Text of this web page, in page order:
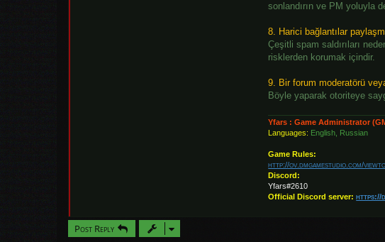
sonlandırın ve PM yoluyla
8. Harici bağlantılar
Çeşitli spam saldırıları
risklerden korumak içindir.
9. Bir forum moderatörü
Böyle yaparak otoriteye
Yfars : Game Administrator
Languages: English, Russian
Game Rules:
http://ov.dmgamestudio.com/
Discord:
Yfars#2610
Official Discord server:https://
Post Reply